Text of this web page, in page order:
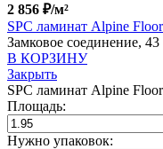
2 856 ₽/м²
SPC ламинат Alpine
Замковое соединение,
В КОРЗИНУ
Закрыть
SPC ламинат Alpine
Площадь:
Нужно упаковок: